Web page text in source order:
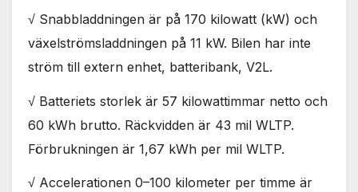
√ Snabbladdningen är på 170 kilowatt (kW) och
växelströmsladdningen på 11 kW. Bilen har inte
ström till extern enhet, batteribank, V2L.
√ Batteriets storlek är 57 kilowattimmar netto och
60 kWh brutto. Räckvidden är 43 mil WLTP.
Förbrukningen är 1,67 kWh per mil WLTP.
√ Accelerationen 0–100 kilometer per timme är